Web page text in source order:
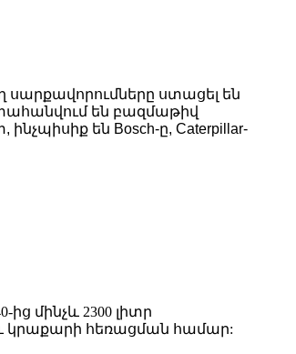
սարքավորումները ստացել են
են բազմաթիվ
են Bosch-ը, Caterpillar-
մինչև 2300 լիտր
կրաքարի հեռացման համար: